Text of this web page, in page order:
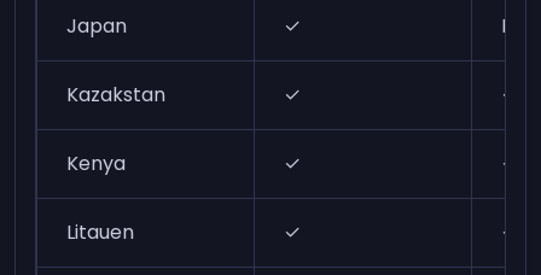
Japan ✓ N/A
Kazakstan ✓ ✓
Kenya ✓ ✓
Litauen ✓ ✓